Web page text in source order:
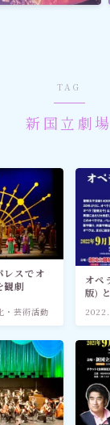
TAG
新国立劇場
レスでオ
観劇
・芸術活動
オペ
版)